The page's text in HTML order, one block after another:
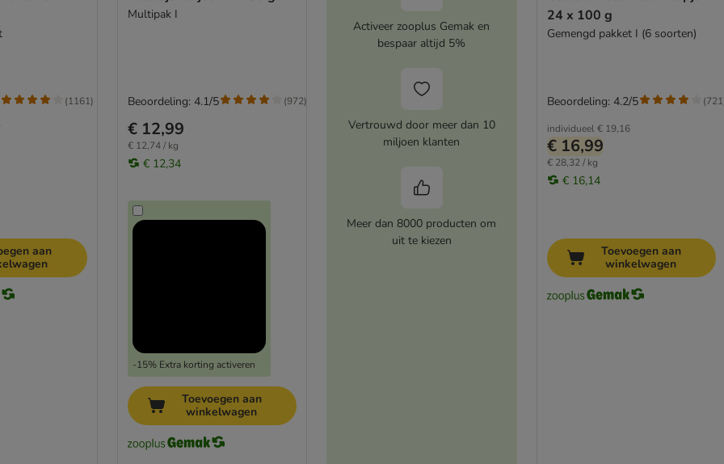
(1161)
aan
Multipak I
€ 12,99
€ 12,74 / kg
€ 12,34
-15% Extra korting activeren
Beoordeling: 4.1/5 (972)
Toevoegen aan
winkelwagen
Activeer zooplus Gemak en
bespaar altijd 5%
Vertrouwd door meer dan 10
miljoen klanten
Meer dan 8000 producten om
uit te kiezen
24 x 100 g
Gemengd pakket I (6 soorten)
individueel € 19,16
€ 16,99
€ 28,32 / kg
€ 16,14
Beoordeling: 4.2/5 (721
Toevoegen aan
winkelwagen